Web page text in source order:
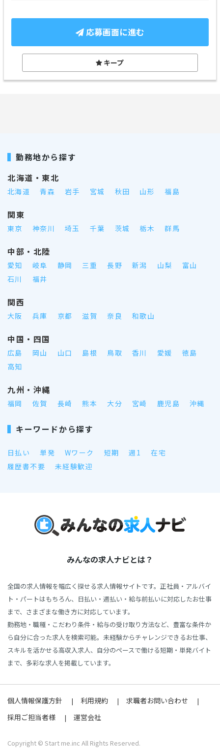
応募画面に進む
キープ
勤務地から探す
北海道・東北
北海道 青森 岩手 宮城 秋田 山形 福島
関東
東京 神奈川 埼玉 千葉 茨城 栃木 群馬
中部・北陸
愛知 岐阜 静岡 三重 長野 新潟 山梨
富山
石川
福井
関西
大阪 兵庫 京都 滋賀 奈良 和歌山
中国・四国
広島 岡山 山口 島根 鳥取 香川 愛媛
徳島
高知
九州・沖縄
福岡 佐賀 長崎 熊本 大分 宮崎 鹿児島 沖縄
キーワードから探す
日払い 単発 Wワーク 短期 週1
在宅
履歴書不要
未経験歓迎
みんなの求人ナビとは？
全国の求人情報を幅広く探せる求人情報サイトです。正社員・アルバイ
ト・パートはもちろん、日払い・週払い・給与前払いに対応したお仕事
まで、さまざまな働き方に対応しています。
勤務地・職種・こだわり条件・給与の受け取り方法など、豊富な条件か
ら自分に合った求人を検索可能。未経験からチャレンジできるお仕事、
スキルを活かせる高収入求人、自分のペースで働ける短期・単発バイト
まで、多彩な求人を掲載しています。
個人情報保護方針 利用規約
求職者お問い合わせ
採用ご担当者様
運営会社
Copyright © Start me.inc All Rights Reserved.